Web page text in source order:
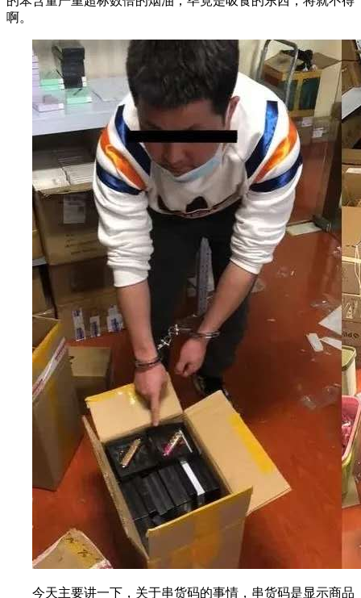
啊。
今天主要讲一下，关于串货码的事情，串货码是显示商品